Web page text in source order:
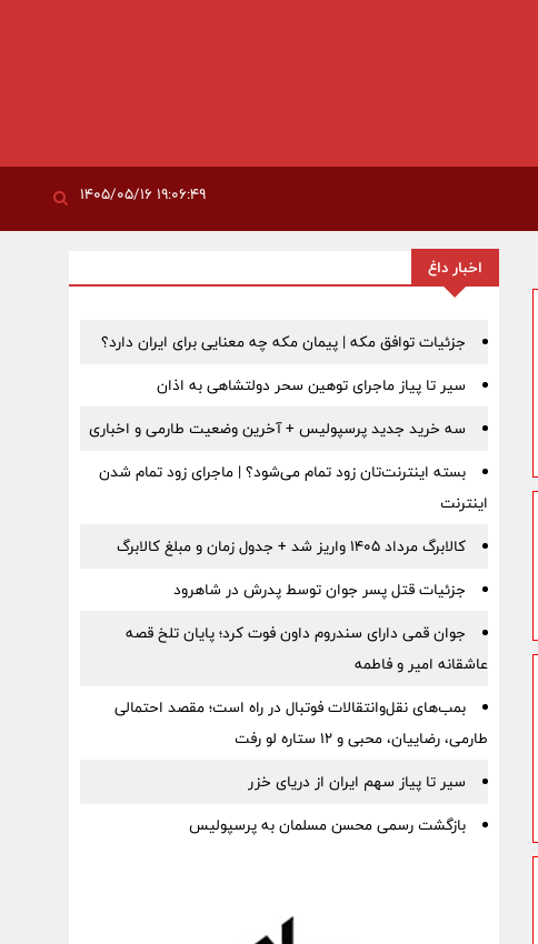
اخبار داغ
جزئیات توافق مکه | پیمان مکه چه معنایی برای ایران دارد؟
سیر تا پیاز ماجرای توهین سحر دولتشاهی به اذان
سه خرید جدید پرسپولیس + آخرین وضعیت طارمی و اخباری
بسته اینترنت‌تان زود تمام می‌شود؟ | ماجرای زود تمام شدن
اینترنت
کالابرگ مرداد ۱۴۰۵ واریز شد + جدول زمان و مبلغ کالابرگ
جزئیات قتل پسر جوان توسط پدرش در شاهرود
جوان قمی دارای سندروم داون فوت کرد؛ پایان تلخ قصه
عاشقانه امیر و فاطمه
بمب‌های نقل‌وانتقالات فوتبال در راه است؛ مقصد احتمالی
طارمی، رضاییان، محبی و ۱۲ ستاره لو رفت
سیر تا پیاز سهم ایران از دریای خزر
بازگشت رسمی محسن مسلمان به پرسپولیس